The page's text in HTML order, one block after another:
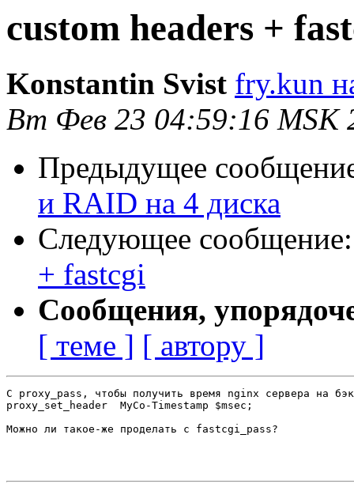
custom headers +
Konstantin Svist fry.kun
Вт Фев 23 04:59:16 MSK
Предыдущее
и RAID на 4 диска
Следующее
+ fastcgi
Сообщения,
[ теме ] [ автору ]
С proxy_pass, чтобы получить время nginx сервера на
proxy_set_header  MyCo-Timestamp $msec;
Можно ли такое-же проделать с fastcgi_pass?